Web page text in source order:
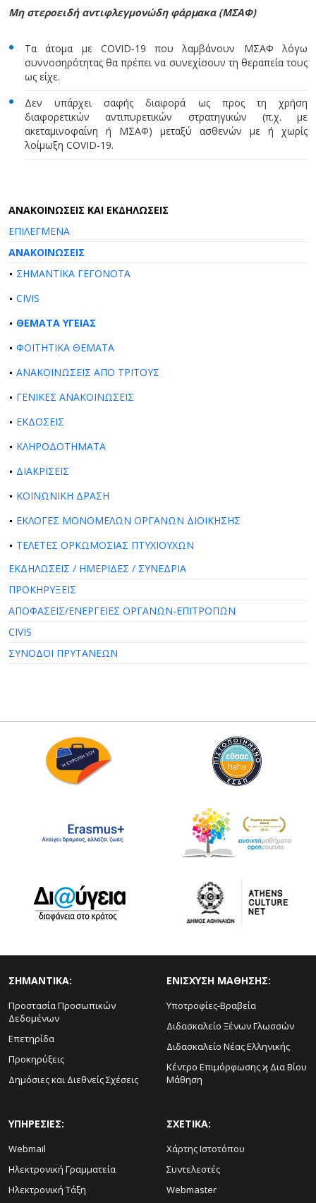
Μη στεροειδή αντιφλεγμονώδη φάρμακα (ΜΣΑΦ)
Τα άτομα με COVID-19 που λαμβάνουν ΜΣΑΦ λόγω
συννοσηρότητας θα πρέπει να συνεχίσουν τη θεραπεία τους
ως είχε.
Δεν υπάρχει σαφής διαφορά ως προς τη χρήση
διαφορετικών αντιπυρετικών στρατηγικών (π.χ. με
ακεταμινοφαίνη ή ΜΣΑΦ) μεταξύ ασθενών με ή χωρίς
λοίμωξη COVID-19.
AΝΑΚΟΙΝΩΣΕΙΣ ΚΑΙ ΕΚΔΗΛΩΣΕΙΣ
ΕΠΙΛΕΓΜΕΝΑ
ΑΝΑΚΟΙΝΩΣΕΙΣ
ΣΗΜΑΝΤΙΚΑ ΓΕΓΟΝΟΤΑ
CIVIS
ΘΕΜΑΤΑ ΥΓΕΙΑΣ
ΦΟΙΤΗΤΙΚΑ ΘΕΜΑΤΑ
ΑΝΑΚΟΙΝΩΣΕΙΣ ΑΠΟ ΤΡΙΤΟΥΣ
ΓΕΝΙΚΕΣ ΑΝΑΚΟΙΝΩΣΕΙΣ
ΕΚΔΟΣΕΙΣ
ΚΛΗΡΟΔΟΤΗΜΑΤΑ
ΔΙΑΚΡΙΣΕΙΣ
ΚΟΙΝΩΝΙΚΗ ΔΡΑΣΗ
ΕΚΛΟΓΕΣ ΜΟΝΟΜΕΛΩΝ ΟΡΓΑΝΩΝ ΔΙΟΙΚΗΣΗΣ
ΤΕΛΕΤΕΣ ΟΡΚΩΜΟΣΙΑΣ ΠΤΥΧΙΟΥΧΩΝ
ΕΚΔΗΛΩΣΕΙΣ / ΗΜΕΡΙΔΕΣ / ΣΥΝΕΔΡΙΑ
ΠΡΟΚΗΡΥΞΕΙΣ
ΑΠΟΦΑΣΕΙΣ/ΕΝΕΡΓΕΙΕΣ ΟΡΓΑΝΩΝ-ΕΠΙΤΡΟΠΩΝ
CIVIS
ΣΥΝΟΔΟΙ ΠΡΥΤΑΝΕΩΝ
ΣΗΜΑΝΤΙΚΑ:
Προστασία Προσωπικών
Δεδομένων
Επετηρίδα
Προκηρύξεις
Δημόσιες και Διεθνείς Σχέσεις
ΕΝΙΣΧΥΣΗ ΜΑΘΗΣΗΣ:
Υποτροφίες-Βραβεία
Διδασκαλείο Ξένων Γλωσσών
Διδασκαλείο Νέας Ελληνικής
Κέντρο Επιμόρφωσης ϗ Δια Βίου
Μάθηση
ΥΠΗΡΕΣΙΕΣ:
Webmail
Ηλεκτρονική Γραμματεία
Ηλεκτρονική Τάξη
ΣΧΕΤΙΚΑ:
Χάρτης Ιστοτόπου
Συντελεστές
Webmaster